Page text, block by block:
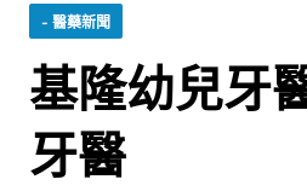
- 醫藥新聞
基隆幼兒牙
牙醫